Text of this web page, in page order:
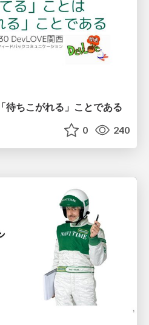
待ちこがれる」ことである
0 240